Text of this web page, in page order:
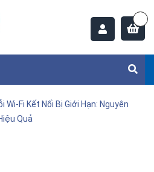
Wi-Fi Kết Nối Bị Giới Hạn: Nguyên
Quả